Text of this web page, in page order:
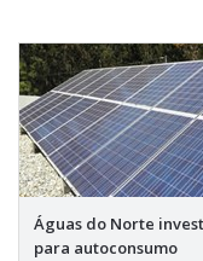
Águas do Norte
para autoconsumo